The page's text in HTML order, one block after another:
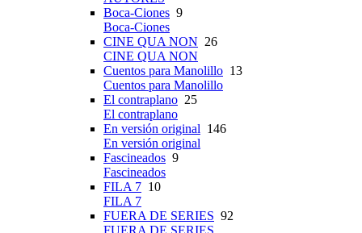
Boca-Ciones 9
Boca-Ciones
CINE QUA NON 26
CINE QUA NON
Cuentos para Manolillo 13
Cuentos para Manolillo
El contraplano 25
El contraplano
En versión original 146
En versión original
Fascineados 9
Fascineados
FILA 7 10
FILA 7
FUERA DE SERIES 92